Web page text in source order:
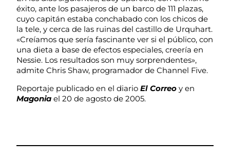
éxito, ante los pasajeros de un barco de 111 plazas,
cuyo capitán estaba conchabado con los chicos de
la tele, y cerca de las ruinas del castillo de Urquhart.
«Creíamos que sería fascinante ver si el público, con
una dieta a base de efectos especiales, creería en
Nessie. Los resultados son muy sorprendentes»,
admite Chris Shaw, programador de Channel Five.
Reportaje publicado en el diario El Correo y en
Magonia el 20 de agosto de 2005.